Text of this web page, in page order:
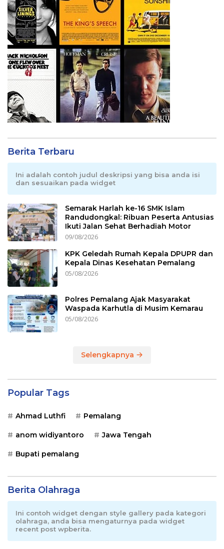
Berita Terbaru
Ini adalah contoh judul deskripsi yang bisa anda isi
dan sesuaikan pada widget
Semarak Harlah ke-16 SMK Islam
Randudongkal: Ribuan Peserta Antusias
Ikuti Jalan Sehat Berhadiah Motor
09/08/2026
KPK Geledah Rumah Kepala DPUPR dan
Kepala Dinas Kesehatan Pemalang
05/08/2026
Polres Pemalang Ajak Masyarakat
Waspada Karhutla di Musim Kemarau
05/08/2026
Selengkapnya
Popular Tags
Ahmad Luthfi Pemalang
anom widiyantoro Jawa Tengah
Bupati pemalang
Berita Olahraga
Ini contoh widget dengan style gallery pada kategori
olahraga, anda bisa mengaturnya pada widget
recent post wpberita.